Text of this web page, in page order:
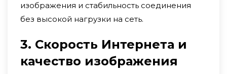
изображения и стабильность соединения
без высокой нагрузки на сеть.
3. Скорость Интернета и
качество изображения